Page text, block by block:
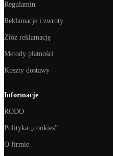
Regulamin
Reklamacje i zwroty
Złóż reklamację
Metody płatności
Koszty dostawy
Informacje
RODO
Polityka „cookies”
O firmie